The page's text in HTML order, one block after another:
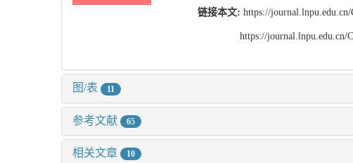
链接本文: https://
https://journal.lnpu.edu.cn/
图/表 11
参考文献 65
相关文章 10